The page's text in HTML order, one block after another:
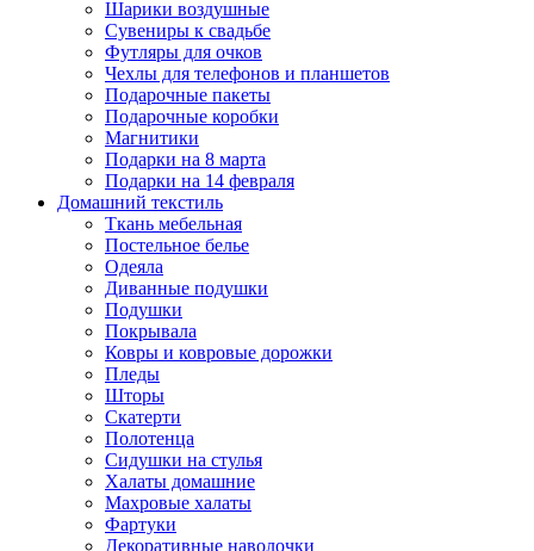
Шарики воздушные
Сувениры к свадьбе
Футляры для очков
Чехлы для телефонов и планшетов
Подарочные пакеты
Подарочные коробки
Магнитики
Подарки на 8 марта
Подарки на 14 февраля
Домашний текстиль
Ткань мебельная
Постельное белье
Одеяла
Диванные подушки
Подушки
Покрывала
Ковры и ковровые дорожки
Пледы
Шторы
Скатерти
Полотенца
Сидушки на стулья
Халаты домашние
Махровые халаты
Фартуки
Декоративные наволочки